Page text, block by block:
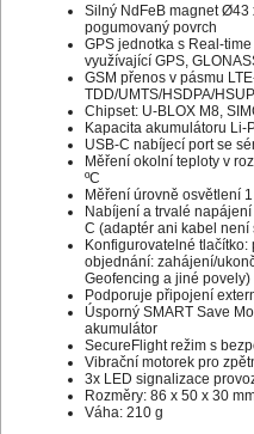
Silný NdFeB magnet Ø43
pogumovaný povrch
GPS jednotka s Real-
využívající GPS,
GSM přenos v pásmu
TDD/UMTS/HSDPA/
Chipset: U-BLOX M8,
Kapacita akumulátoru Li-
USB-C nabíjecí port se
Měření okolní teploty v
ºC
Měření úrovně osvětlení
Nabíjení a trvalé
C (adaptér ani kabel není
Konfigurovatelné tlačítko:
objednání: zahájení/
Geofencing a jiné povely)
Podporuje připojení
Úsporný SMART Save
akumulátor
SecureFlight režim s
Vibrační motorek pro
3x LED signalizace
Rozměry: 86 x 50 x 30
Váha: 210 g